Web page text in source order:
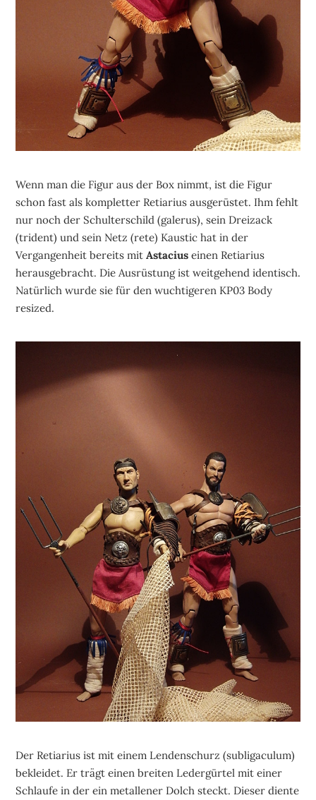
Wenn man die Figur aus der Box nimmt, ist die Figur
schon fast als kompletter Retiarius ausgerüstet. Ihm fehlt
nur noch der Schulterschild (galerus), sein Dreizack
(trident) und sein Netz (rete) Kaustic hat in der
Vergangenheit bereits mit Astacius einen Retiarius
herausgebracht. Die Ausrüstung ist weitgehend identisch.
Natürlich wurde sie für den wuchtigeren KP03 Body
resized.
Der Retiarius ist mit einem Lendenschurz (subligaculum)
bekleidet. Er trägt einen breiten Ledergürtel mit einer
Schlaufe in der ein metallener Dolch steckt. Dieser diente